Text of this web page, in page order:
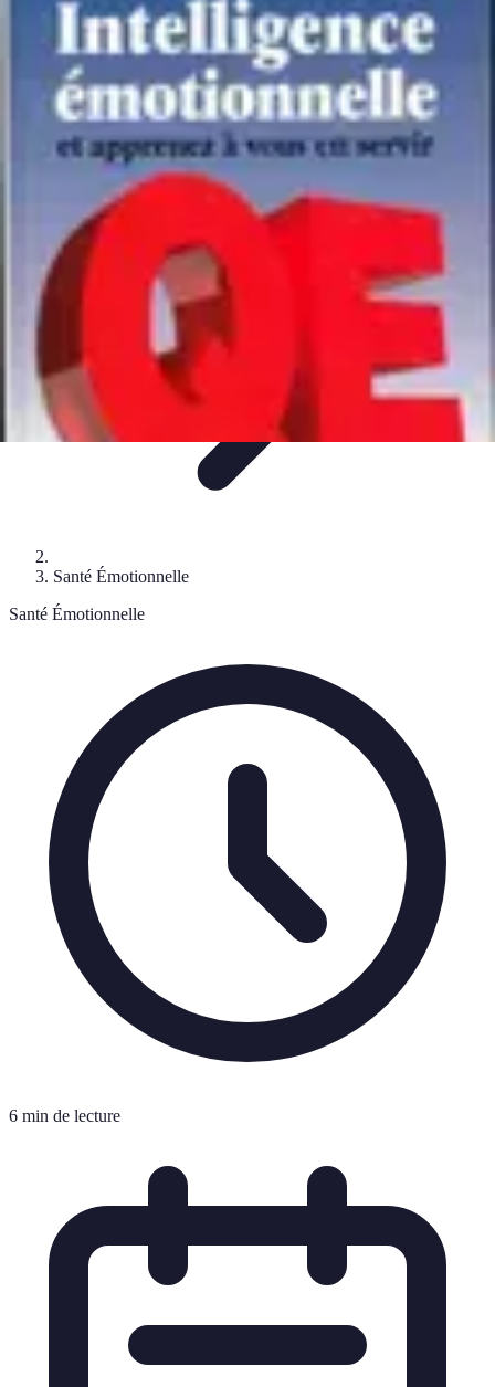
Santé Ayurvédique
Santé et Bien-être Pratiques et Rituels
Équilibre des
DoshasPlantes et Remèdes
Santé Ayurvédique
Santé Émotionnelle
Santé Émotionnelle
6 min de lecture